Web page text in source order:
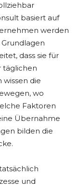
basiert auf
werden
dass sie für
täglichen
die
wo
Faktoren
Übernahme
bilden die
und